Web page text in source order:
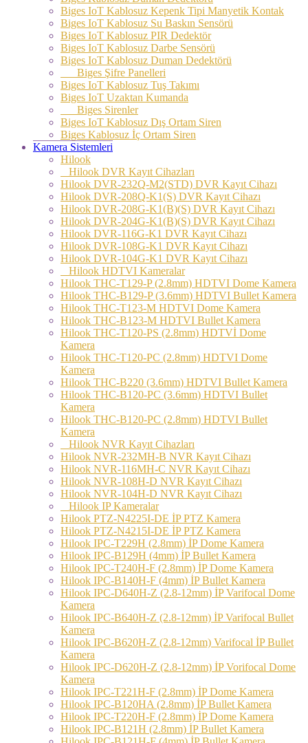
Biges IoT Kablosuz Kepenk Tipi Manyetik Kontak
Biges IoT Kablosuz Su Baskın Sensörü
Biges IoT Kablosuz PIR Dedektör
Biges IoT Kablosuz Darbe Sensörü
Biges IoT Kablosuz Duman Dedektörü
Biges Şifre Panelleri
Biges IoT Kablosuz Tuş Takımı
Biges IoT Uzaktan Kumanda
Biges Sirenler
Biges IoT Kablosuz Dış Ortam Siren
Biges Kablosuz İç Ortam Siren
Kamera Sistemleri
Hilook
Hilook DVR Kayıt Cihazları
Hilook DVR-232Q-M2(STD) DVR Kayıt Cihazı
Hilook DVR-208Q-K1(S) DVR Kayıt Cihazı
Hilook DVR-208G-K1(B)(S) DVR Kayıt Cihazı
Hilook DVR-204G-K1(B)(S) DVR Kayıt Cihazı
Hilook DVR-116G-K1 DVR Kayıt Cihazı
Hilook DVR-108G-K1 DVR Kayıt Cihazı
Hilook DVR-104G-K1 DVR Kayıt Cihazı
Hilook HDTVI Kameralar
Hilook THC-T129-P (2.8mm) HDTVI Dome Kamera
Hilook THC-B129-P (3.6mm) HDTVI Bullet Kamera
Hilook THC-T123-M HDTVI Dome Kamera
Hilook THC-B123-M HDTVI Bullet Kamera
Hilook THC-T120-PS (2.8mm) HDTVİ Dome
Kamera
Hilook THC-T120-PC (2.8mm) HDTVI Dome
Kamera
Hilook THC-B220 (3.6mm) HDTVI Bullet Kamera
Hilook THC-B120-PC (3.6mm) HDTVI Bullet
Kamera
Hilook THC-B120-PC (2.8mm) HDTVI Bullet
Kamera
Hilook NVR Kayıt Cihazları
Hilook NVR-232MH-B NVR Kayıt Cihazı
Hilook NVR-116MH-C NVR Kayıt Cihazı
Hilook NVR-108H-D NVR Kayıt Cihazı
Hilook NVR-104H-D NVR Kayıt Cihazı
Hilook IP Kameralar
Hilook PTZ-N4225I-DE İP PTZ Kamera
Hilook PTZ-N4215I-DE İP PTZ Kamera
Hilook IPC-T229H (2.8mm) İP Dome Kamera
Hilook IPC-B129H (4mm) İP Bullet Kamera
Hilook IPC-T240H-F (2.8mm) İP Dome Kamera
Hilook IPC-B140H-F (4mm) İP Bullet Kamera
Hilook IPC-D640H-Z (2.8-12mm) İP Varifocal Dome
Kamera
Hilook IPC-B640H-Z (2.8-12mm) İP Varifocal Bullet
Kamera
Hilook IPC-B620H-Z (2.8-12mm) Varifocal İP Bullet
Kamera
Hilook IPC-D620H-Z (2.8-12mm) İP Vorifocal Dome
Kamera
Hilook IPC-T221H-F (2.8mm) İP Dome Kamera
Hilook IPC-B120HA (2.8mm) İP Bullet Kamera
Hilook IPC-T220H-F (2.8mm) İP Dome Kamera
Hilook IPC-B121H (2.8mm) İP Bullet Kamera